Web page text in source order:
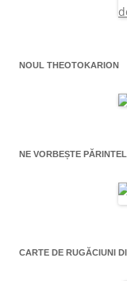
NOUL THEOTOKARION
NE VORBEȘTE
CARTE DE RUGĂCIUNI